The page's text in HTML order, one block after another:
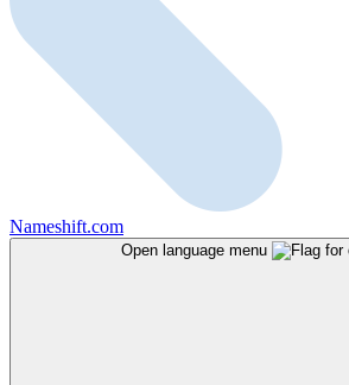
Nameshift.com
Open language menu